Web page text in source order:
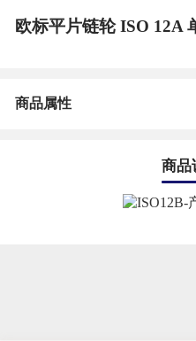
欧标平片链轮 ISO 12A
商品属性
商品